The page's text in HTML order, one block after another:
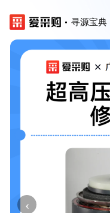
寻源宝典
‹